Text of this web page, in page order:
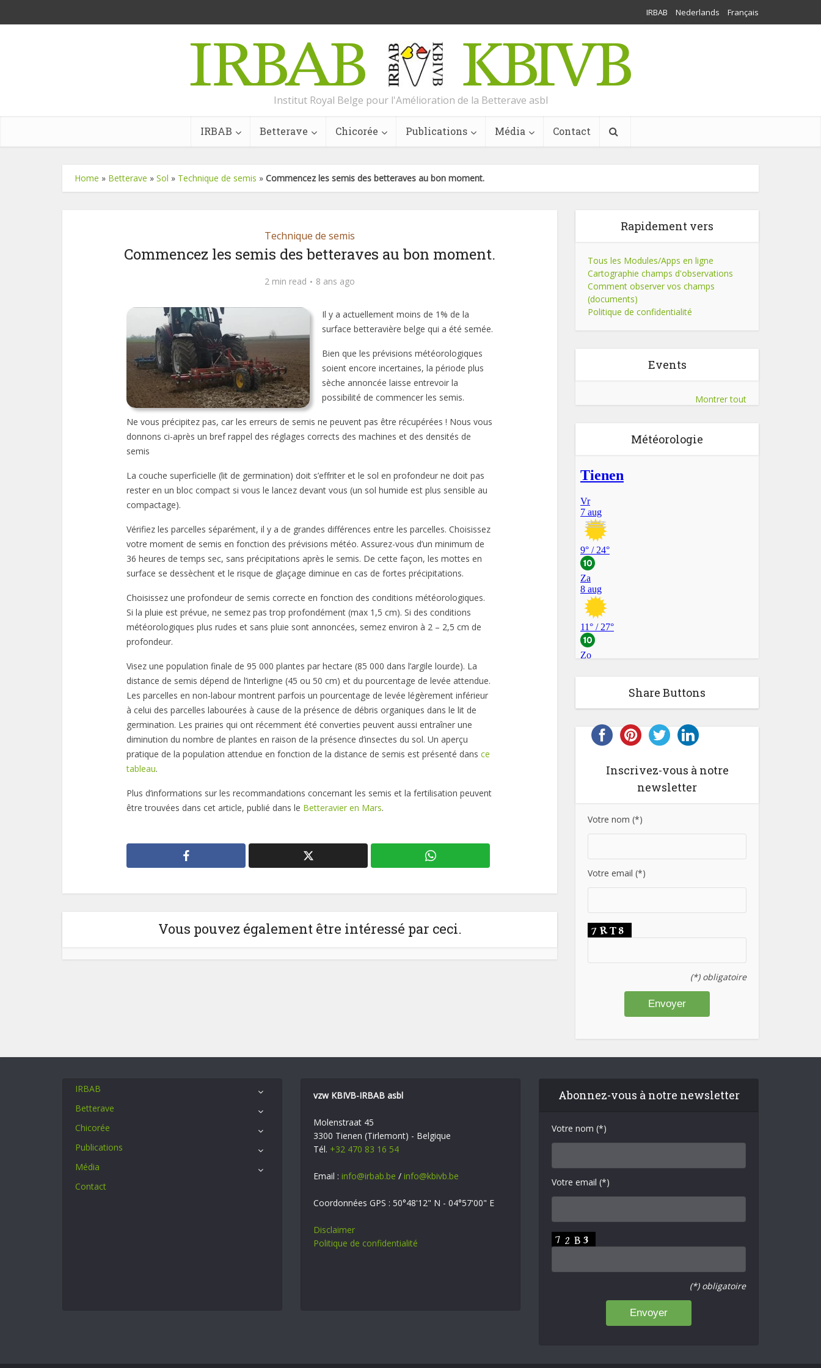
IRBAB Nederlands Français
Institut Royal Belge pour l'Amélioration de la Betterave asbl
IRBAB Betterave Chicorée Publications Média Contact
Home » Betterave » Sol » Technique de semis » Commencez les semis des betteraves au bon moment.
Technique de semis
Commencez les semis des betteraves au bon moment.
2 min read 8 ans ago
Il y a actuellement moins de 1% de la
surface betteravière belge qui a été semée.
Bien que les prévisions météorologiques
soient encore incertaines, la période plus
sèche annoncée laisse entrevoir la
possibilité de commencer les semis.
Ne vous précipitez pas, car les erreurs de semis ne peuvent pas être récupérées ! Nous vous
donnons ci-après un bref rappel des réglages corrects des machines et des densités de
semis
La couche superficielle (lit de germination) doit s’effriter et le sol en profondeur ne doit pas
rester en un bloc compact si vous le lancez devant vous (un sol humide est plus sensible au
compactage).
Vérifiez les parcelles séparément, il y a de grandes différences entre les parcelles. Choisissez
votre moment de semis en fonction des prévisions météo. Assurez-vous d’un minimum de
36 heures de temps sec, sans précipitations après le semis. De cette façon, les mottes en
surface se dessèchent et le risque de glaçage diminue en cas de fortes précipitations.
Choisissez une profondeur de semis correcte en fonction des conditions météorologiques.
Si la pluie est prévue, ne semez pas trop profondément (max 1,5 cm). Si des conditions
météorologiques plus rudes et sans pluie sont annoncées, semez environ à 2 – 2,5 cm de
profondeur.
Visez une population finale de 95 000 plantes par hectare (85 000 dans l’argile lourde). La
distance de semis dépend de l’interligne (45 ou 50 cm) et du pourcentage de levée attendue.
Les parcelles en non-labour montrent parfois un pourcentage de levée légèrement inférieur
à celui des parcelles labourées à cause de la présence de débris organiques dans le lit de
germination. Les prairies qui ont récemment été converties peuvent aussi entraîner une
diminution du nombre de plantes en raison de la présence d’insectes du sol. Un aperçu
pratique de la population attendue en fonction de la distance de semis est présenté dans ce
tableau.
Plus d’informations sur les recommandations concernant les semis et la fertilisation peuvent
être trouvées dans cet article, publié dans le Betteravier en Mars.
Vous pouvez également être intéressé par ceci.
Rapidement vers
Tous les Modules/Apps en ligne
Cartographie champs d'observations
Comment observer vos champs
(documents)
Politique de confidentialité
Events
Montrer tout
Météorologie
Share Buttons
Inscrivez-vous à notre
newsletter
Votre nom (*)
Votre email (*)
(*) obligatoire
IRBAB
Betterave
Chicorée
Publications
Média
Contact
vzw KBIVB-IRBAB asbl
Molenstraat 45
3300 Tienen (Tirlemont) - Belgique
Tél. +32 470 83 16 54
Email : info@irbab.be / info@kbivb.be
Coordonnées GPS : 50°48'12" N - 04°57'00" E
Disclaimer
Politique de confidentialité
Abonnez-vous à notre newsletter
Votre nom (*)
Votre email (*)
(*) obligatoire